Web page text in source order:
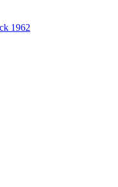
1962